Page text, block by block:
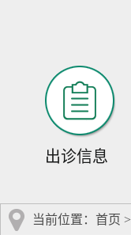
出诊信息
当前位置： 首页 >